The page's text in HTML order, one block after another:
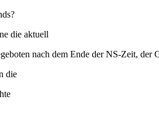
die aktuell
nach dem Ende der NS-Zeit,
die